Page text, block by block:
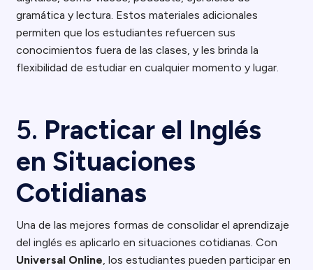
gramática y lectura. Estos materiales adicionales
permiten que los estudiantes refuercen sus
conocimientos fuera de las clases, y les brinda la
flexibilidad de estudiar en cualquier momento y lugar.
5. Practicar el Inglés
en Situaciones
Cotidianas
Una de las mejores formas de consolidar el aprendizaje
del inglés es aplicarlo en situaciones cotidianas. Con
Universal Online, los estudiantes pueden participar en